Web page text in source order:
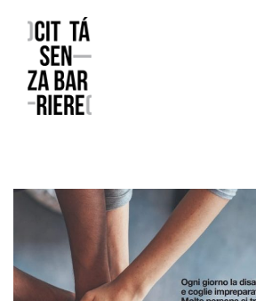
Reggio Emilia Città